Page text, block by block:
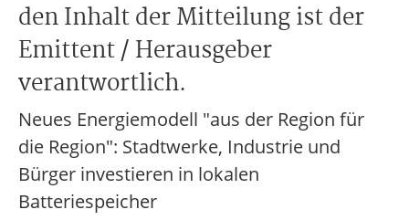
den Inhalt der Mitteilung ist der
Emittent / Herausgeber
verantwortlich.
Neues Energiemodell "aus der Region für
die Region": Stadtwerke, Industrie und
Bürger investieren in lokalen
Batteriespeicher